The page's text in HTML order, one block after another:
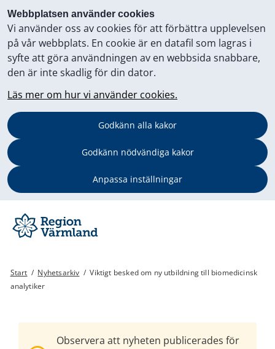
Webbplatsen använder cookies
Vi använder oss av cookies för att förbättra upplevelsen
på vår webbplats. En cookie är en datafil som lagras i
syfte att göra användningen av en webbsida snabbare,
den är inte skadlig för din dator.
Läs mer om hur vi använder cookies.
Godkänn alla kakor
Godkänn nödvändiga kakor
Anpassa inställningar
Start / Nyhetsarkiv / Viktigt besked om ny utbildning till biomedicinsk
analytiker
Observera att nyheten publicerades för